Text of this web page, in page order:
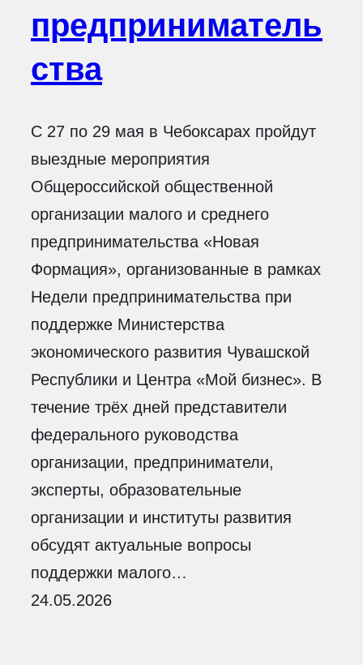
предприниматель
ства
С 27 по 29 мая в Чебоксарах пройдут
выездные мероприятия
Общероссийской общественной
организации малого и среднего
предпринимательства «Новая
Формация», организованные в рамках
Недели предпринимательства при
поддержке Министерства
экономического развития Чувашской
Республики и Центра «Мой бизнес». В
течение трёх дней представители
федерального руководства
организации, предприниматели,
эксперты, образовательные
организации и институты развития
обсудят актуальные вопросы
поддержки малого…
24.05.2026